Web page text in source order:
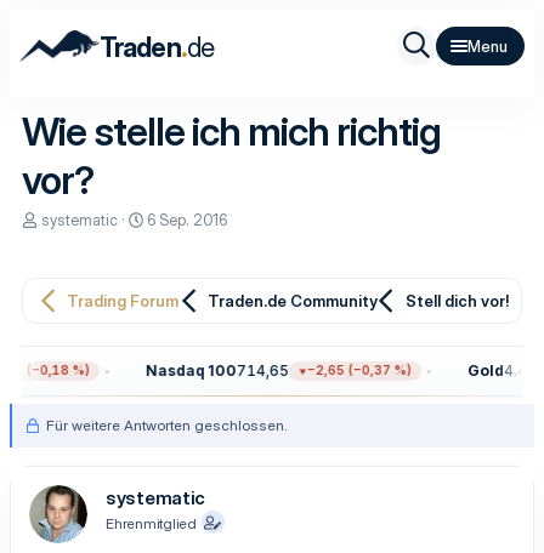
Traden.de
Wie stelle ich mich richtig
vor?
E
e
r
systematic
E
e
a
m
6 Sep. 2016
Trading Forum Traden.de Community Stell dich vor!
(−0,18 %) Nasdaq 100714,65 −2,65 (−0,37 %) Gold
Für weitere Antworten geschlossen.
systematic
Ehrenmitglied